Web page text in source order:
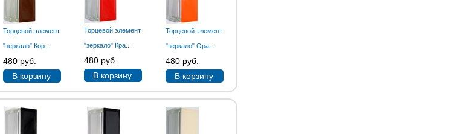
Торцевой элемент
"зеркало" Кор...
480 руб.
В корзину
Торцевой элемент
"зеркало" Кра...
480 руб.
В корзину
Торцевой элемент
"зеркало" Ора...
480 руб.
В корзину